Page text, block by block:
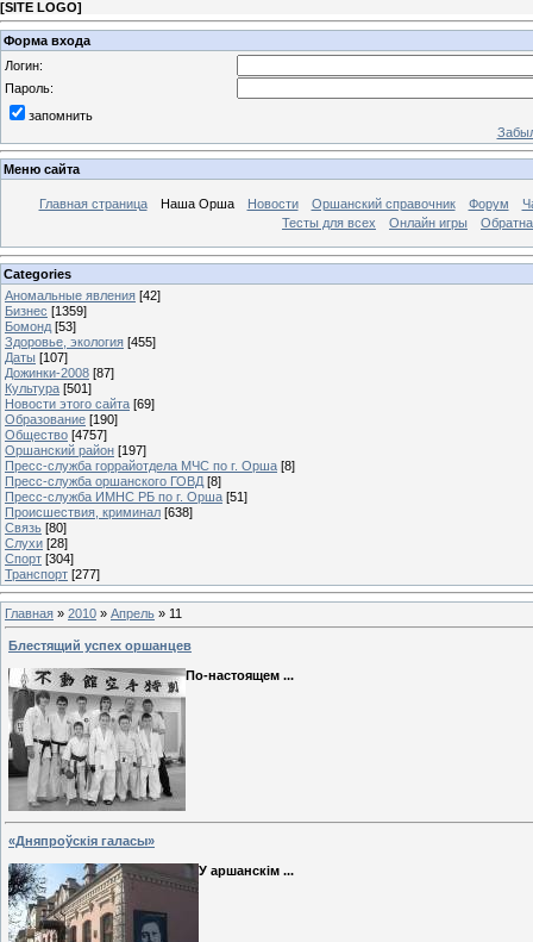
[SITE LOGO]
Форма входа
Логин:
Пароль:
запомнить
Меню сайта
Главная страница Наша Орша Новости Оршанский справочник Форум
Тесты для всех
Онлайн игры
Categories
Аномальные явления [42]
Бизнес [1359]
Бомонд [53]
Здоровье, экология [455]
Даты [107]
Дожинки-2008 [87]
Культура [501]
Новости этого сайта [69]
Образование [190]
Общество [4757]
Оршанский район [197]
Пресс-служба горрайотдела МЧС по г. Орша [8]
Пресс-служба оршанского ГОВД [8]
Пресс-служба ИМНС РБ по г. Орша [51]
Проиcшествия, криминал [638]
Связь [80]
Слухи [28]
Спорт [304]
Транспорт [277]
Главная » 2010 » Апрель » 11
Блестящий успех оршанцев
По-настоящем ...
«Дняпроўскія галасы»
У аршанскім ...